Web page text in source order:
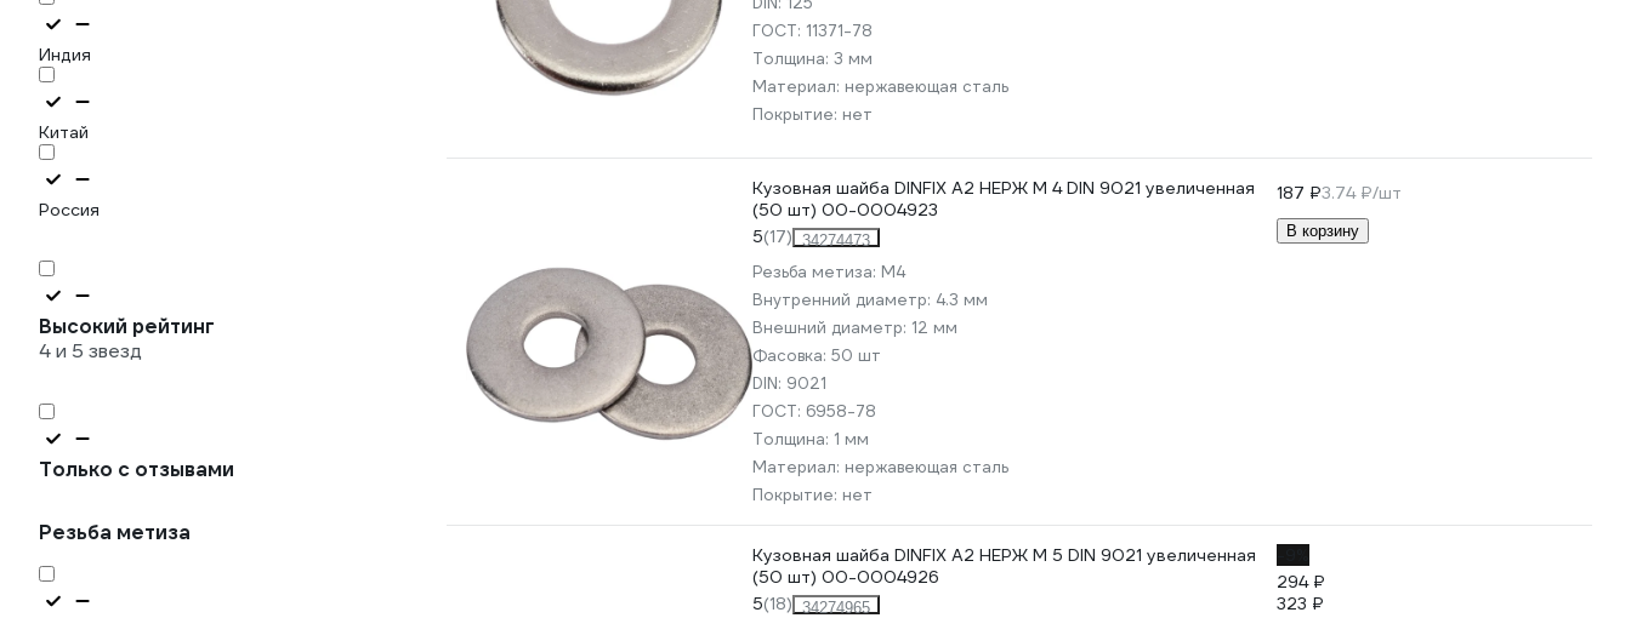
Индия
Китай
Россия
Высокий рейтинг
4 и 5 звезд
Только с отзывами
Резьба метиза
ГОСТ: 11371-78
Толщина: 3 мм
Материал: нержавеющая сталь
Покрытие: нет
Кузовная шайба DINFIX А2 НЕРЖ М 4 DIN 9021 увеличенная
(50 шт) 00-0004923
5(17) 34274473
Резьба метиза: М4
Внутренний диаметр: 4.3 мм
Внешний диаметр: 12 мм
Фасовка: 50 шт
DIN: 9021
ГОСТ: 6958-78
Толщина: 1 мм
Материал: нержавеющая сталь
Покрытие: нет
187 ₽3.74 ₽/шт
В корзину
Кузовная шайба DINFIX А2 НЕРЖ М 5 DIN 9021 увеличенная
(50 шт) 00-0004926
5(18) 34274965
294 ₽
323 ₽